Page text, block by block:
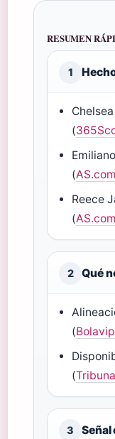
RESUMEN
1
(
(AS.com
Reece
(AS.com
2 Qué
(Bolavip
(
3